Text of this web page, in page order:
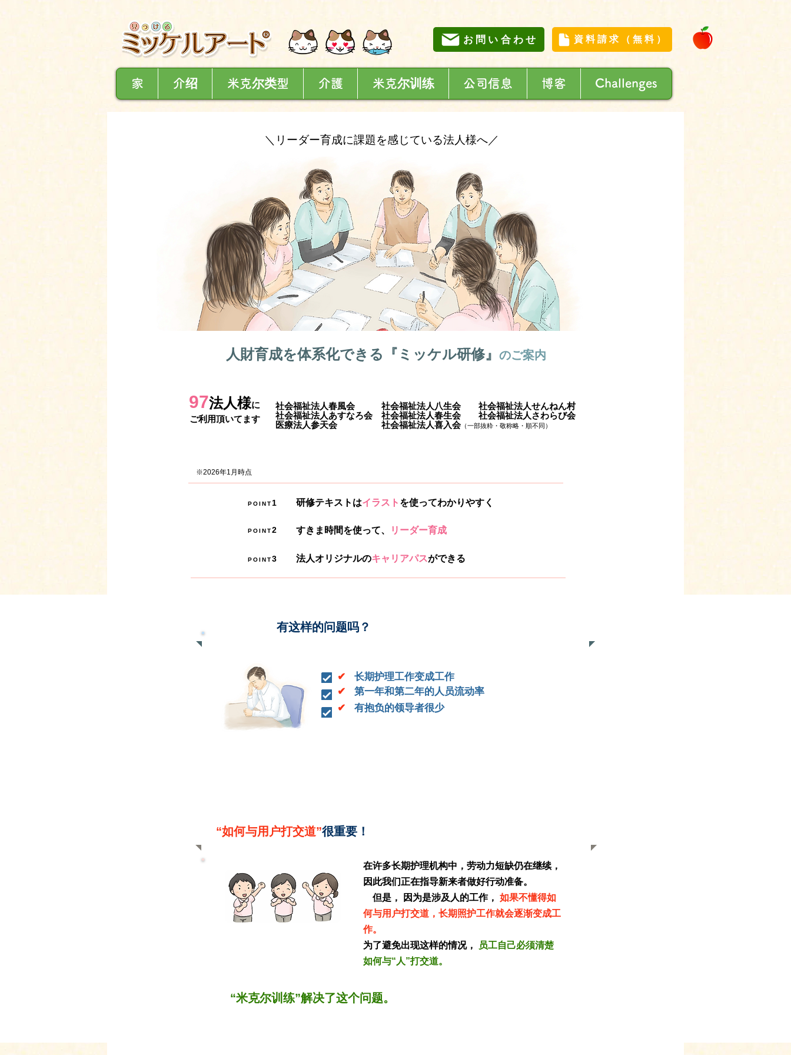
お問い合わせ 資料請求（無料）
家 介绍 米克尔类型 介護 米克尔训练 公司信息 博客 Challenges
＼リーダー育成に課題を感じている法人様へ／
人財育成を体系化できる『ミッケル研修』 のご案内
97法人様に
ご利用頂いてます
社会福祉法人春風会 社会福祉法人八生会 社会福祉法人せんねん村
社会福祉法人あすなろ会 社会福祉法人春生会 社会福祉法人さわらび会
医療法人参天会 社会福祉法人喜入会（一部抜粋・敬称略・順不同）
※2026年1 月時点
POINT 1 研修テキストはイラスト を使ってわかりやすく
POINT2 すきま時間を使って、 リーダー育成
POINT3 法人オリジナルのキャリアパスができる
有这样的问题吗？
✔︎
长期护理工作变成工作
✔︎
第一年和第二年的人员流动率
✔︎
有抱负的领导者很少
“如何与用户打交道”很重要！
在许多长期护理机构中，劳动力短缺仍在继续，
因此我们正在指导新来者做好行动准备。
但是，
因为是涉及人的工作， 如果不懂得如
何与用户打交道，长期照护工作就会逐渐变成工
作。
为了避免出现这样的情况，
员工自己必须清楚
如何与“人”打交道。
“米克尔训练”解决了这个问题。